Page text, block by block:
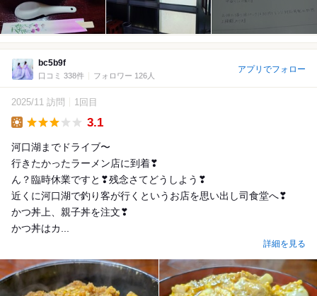
bc5b9f
口コミ 338件 フォロワー 126人
アプリでフォロー
2025/11 訪問 1回目
3.1
河口湖までドライブ〜
行きたかったラーメン店に到着❣
ん？臨時休業ですと❣残念さてどうしよう❣
近くに河口湖で釣り客が行くというお店を思い出し司食堂へ❣
かつ丼上、親子丼を注文❣
かつ丼はカ...
詳細を見る